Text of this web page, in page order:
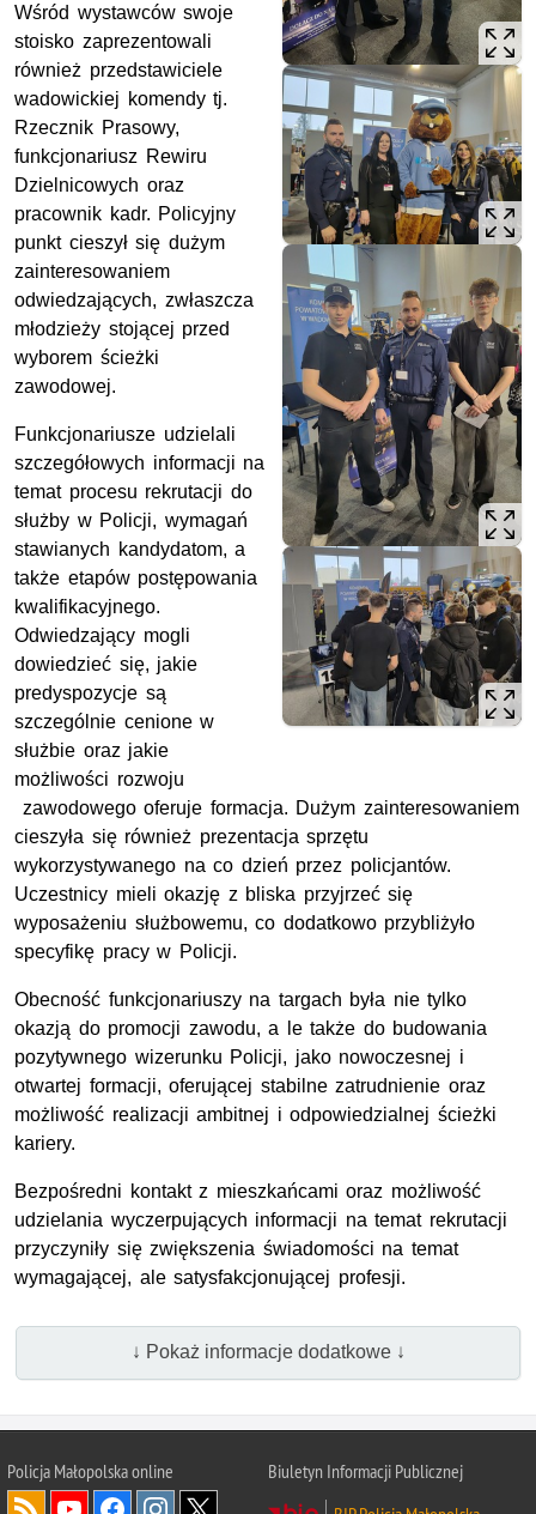
Wśród wystawców swoje
stoisko zaprezentowali
również przedstawiciele
wadowickiej komendy tj.
Rzecznik Prasowy,
funkcjonariusz Rewiru
Dzielnicowych oraz
pracownik kadr. Policyjny
punkt cieszył się dużym
zainteresowaniem
odwiedzających, zwłaszcza
młodzieży stojącej przed
wyborem ścieżki
zawodowej.
Funkcjonariusze udzielali
szczegółowych informacji na
temat procesu rekrutacji do
służby w Policji, wymagań
stawianych kandydatom, a
także etapów postępowania
kwalifikacyjnego.
Odwiedzający mogli
dowiedzieć się, jakie
predyspozycje są
szczególnie cenione w
służbie oraz jakie
możliwości rozwoju
zawodowego oferuje formacja. Dużym zainteresowaniem
cieszyła się również prezentacja sprzętu
wykorzystywanego na co dzień przez policjantów.
Uczestnicy mieli okazję z bliska przyjrzeć się
wyposażeniu służbowemu, co dodatkowo przybliżyło
specyfikę pracy w Policji.
Obecność funkcjonariuszy na targach była nie tylko
okazją do promocji zawodu, a le także do budowania
pozytywnego wizerunku Policji, jako nowoczesnej i
otwartej formacji, oferującej stabilne zatrudnienie oraz
możliwość realizacji ambitnej i odpowiedzialnej ścieżki
kariery.
Bezpośredni kontakt z mieszkańcami oraz możliwość
udzielania wyczerpujących informacji na temat rekrutacji
przyczyniły się zwiększenia świadomości na temat
wymagającej, ale satysfakcjonującej profesji.
↓ Pokaż informacje dodatkowe ↓
Policja Małopolska online
Biuletyn Informacji Publicznej